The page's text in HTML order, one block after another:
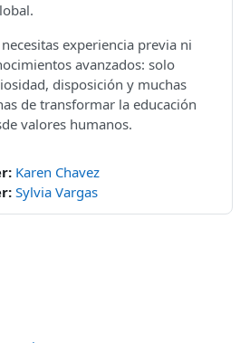
experiencia previa ni
avanzados: solo
disposición y muchas
de transformar la educación
valores humanos.
Karen Chavez
Sylvia Vargas